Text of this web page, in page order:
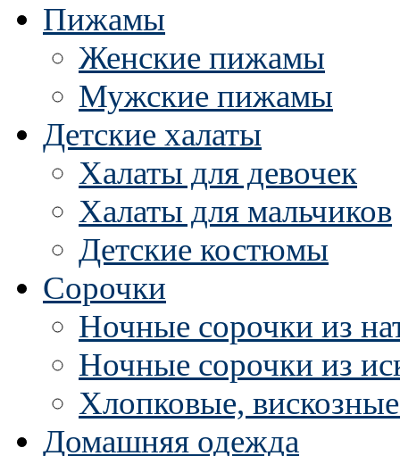
Пижамы
Женские пижамы
Мужские пижамы
Детские халаты
Халаты для девочек
Халаты для мальчиков
Детские костюмы
Сорочки
Ночные сорочки из
Ночные сорочки из
Хлопковые,
Домашняя одежда